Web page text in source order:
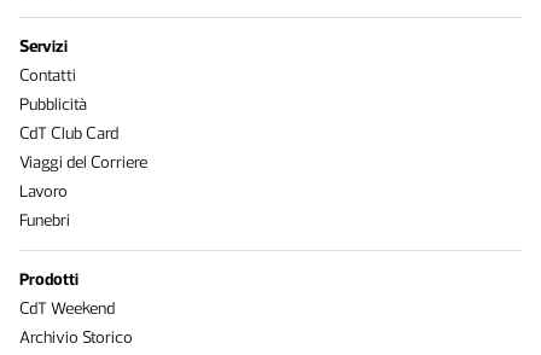
Servizi
Contatti
Pubblicità
CdT Club Card
Viaggi del Corriere
Lavoro
Funebri
Prodotti
CdT Weekend
Archivio Storico